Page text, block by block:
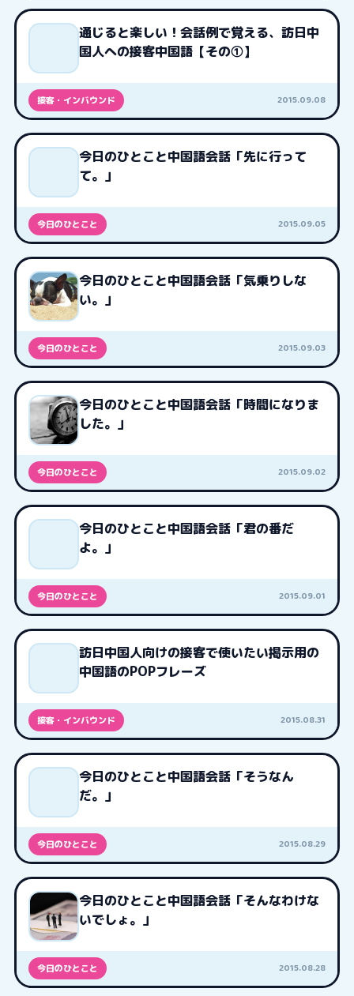
通じると楽しい！会話例で覚える、訪日中
国人への接客中国語【その①】
接客・インバウンド 2015.09.08
今日のひとこと中国語会話「先に行って
て。」
今日のひとこと 2015.09.05
今日のひとこと中国語会話「気乗りしな
い。」
今日のひとこと 2015.09.03
今日のひとこと中国語会話「時間になりま
した。」
今日のひとこと 2015.09.02
今日のひとこと中国語会話「君の番だ
よ。」
今日のひとこと 2015.09.01
訪日中国人向けの接客で使いたい掲示用の
中国語のPOPフレーズ
接客・インバウンド 2015.08.31
今日のひとこと中国語会話「そうなん
だ。」
今日のひとこと 2015.08.29
今日のひとこと中国語会話「そんなわけな
いでしょ。」
今日のひとこと 2015.08.28